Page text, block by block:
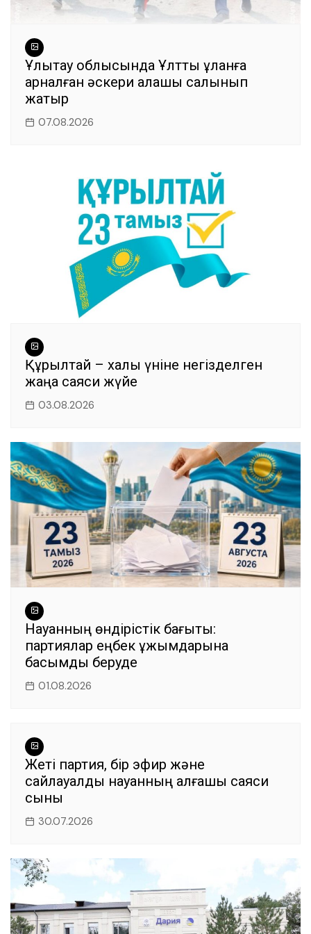
Ұлытау облысында Ұлттық ұланға
арналған әскери қалашық салынып
жатыр
07.08.2026
Құрылтай – халық үніне негізделген
жаңа саяси жүйе
03.08.2026
Науқанның өндірістік бағыты:
партиялар еңбек ұжымдарына
басымдық беруде
01.08.2026
Жеті партия, бір эфир және
сайлауалды науқанның алғашқы саяси
сыны
30.07.2026